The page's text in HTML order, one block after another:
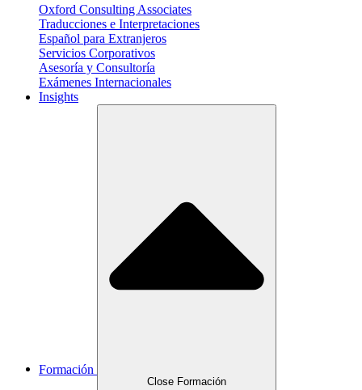
Oxford Consulting Associates
Traducciones e Interpretaciones
Español para Extranjeros
Servicios Corporativos
Asesoría y Consultoría
Exámenes Internacionales
Insights
Formación
Close Formación